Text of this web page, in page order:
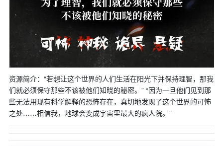
资源简介：“若想让这个世界的人们生活在阳光下并保持理智，那我
们就必须保守那些不该被他们知晓的秘密。” “因为一旦他们见到那
些无法用现有科学解释的恐怖存在，真切地发现了这个世界的可怖
之处……相信我，地球会变成宇宙里最大的疯人院。”